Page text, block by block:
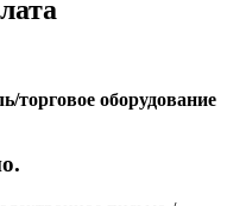
торговое оборудование